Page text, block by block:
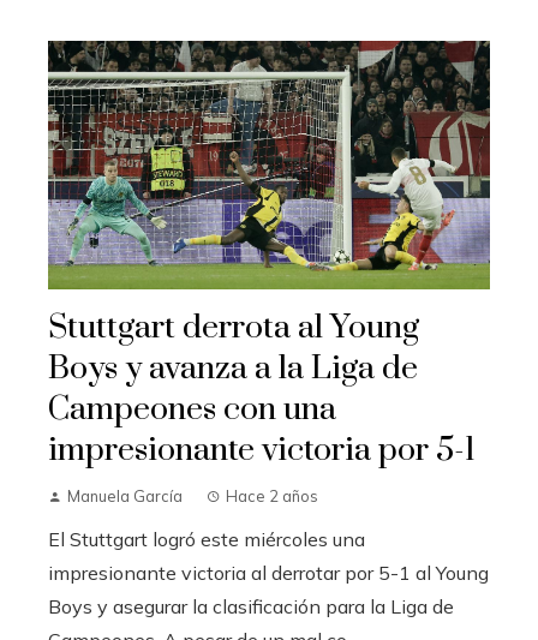
Stuttgart derrota al Young
Boys y avanza a la Liga de
Campeones con una
impresionante victoria por 5-1
Manuela García Hace 2 años
El Stuttgart logró este miércoles una
impresionante victoria al derrotar por 5-1 al Young
Boys y asegurar la clasificación para la Liga de